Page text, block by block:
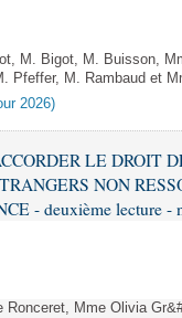
M. Bigot, M. Buisson,
Pfeffer, M. Rambaud et
2026)
LE DROIT
NON
- deuxième lecture -
Mme Olivia